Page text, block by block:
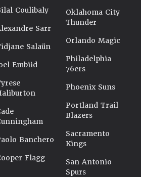
Coulibaly
Sarr
Salaün
Embiid
Banchero
Flagg
Oklahoma City
Thunder
Orlando Magic
Philadelphia
76ers
Phoenix Suns
Portland Trail
Blazers
Sacramento
Kings
San Antonio
Spurs